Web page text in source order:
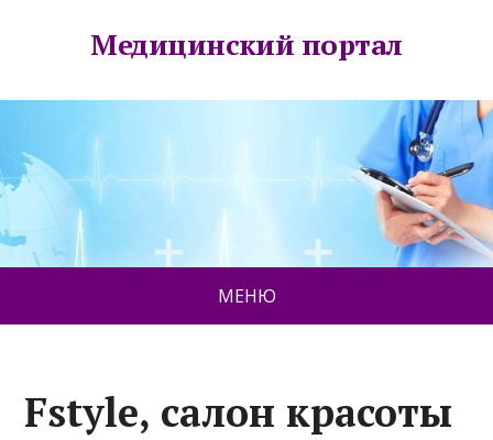
Медицинский портал
МЕНЮ
Fstyle, салон красоты